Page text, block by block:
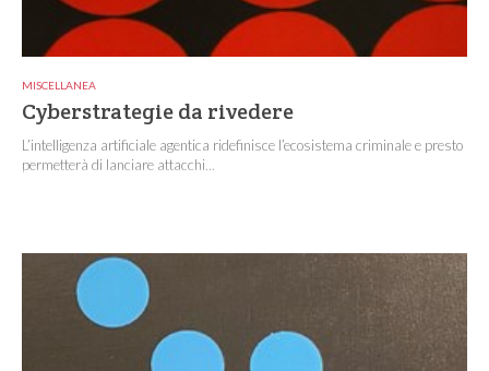
MISCELLANEA
Cyberstrategie da rivedere
L’intelligenza artificiale agentica ridefinisce l’ecosistema criminale e presto
permetterà di lanciare attacchi...